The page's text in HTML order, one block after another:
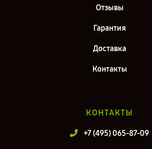
Отзывы
Гарантия
Доставка
Контакты
КОНТАКТЫ
+7 (495) 065-87-09